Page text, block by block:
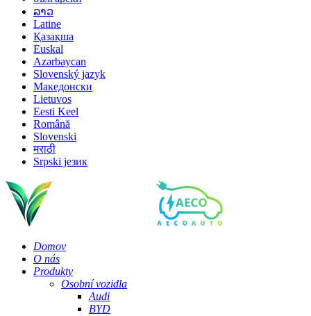
ລາວ
Latine
Қазақша
Euskal
Azərbaycan
Slovenský jazyk
Македонски
Lietuvos
Eesti Keel
Română
Slovenski
मराठी
Srpski језик
Domov
O nás
Produkty
Osobní vozidla
Audi
BYD